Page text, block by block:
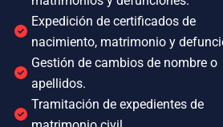
Expedición de certificados de
nacimiento, matrimonio y
Gestión de cambios de nombre o
apellidos.
Tramitación de expedientes de